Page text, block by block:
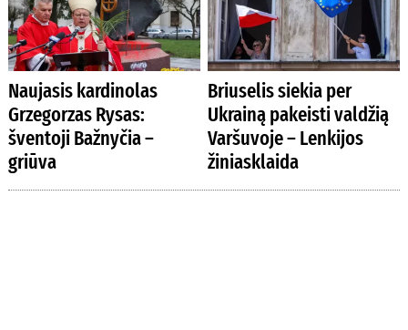
Naujasis kardinolas
Grzegorzas Rysas:
šventoji Bažnyčia –
griūva
Briuselis siekia per
Ukrainą pakeisti valdžią
Varšuvoje – Lenkijos
žiniasklaida